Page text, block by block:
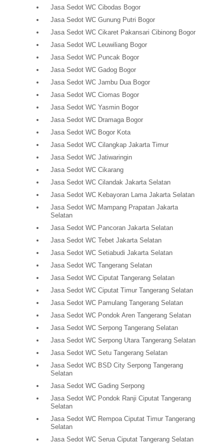
Jasa Sedot WC Cibodas Bogor
Jasa Sedot WC Gunung Putri Bogor
Jasa Sedot WC Cikaret Pakansari Cibinong Bogor
Jasa Sedot WC Leuwiliang Bogor
Jasa Sedot WC Puncak Bogor
Jasa Sedot WC Gadog Bogor
Jasa Sedot WC Jambu Dua Bogor
Jasa Sedot WC Ciomas Bogor
Jasa Sedot WC Yasmin Bogor
Jasa Sedot WC Dramaga Bogor
Jasa Sedot WC Bogor Kota
Jasa Sedot WC Cilangkap Jakarta Timur
Jasa Sedot WC Jatiwaringin
Jasa Sedot WC Cikarang
Jasa Sedot WC Cilandak Jakarta Selatan
Jasa Sedot WC Kebayoran Lama Jakarta Selatan
Jasa Sedot WC Mampang Prapatan Jakarta
Selatan
Jasa Sedot WC Pancoran Jakarta Selatan
Jasa Sedot WC Tebet Jakarta Selatan
Jasa Sedot WC Setiabudi Jakarta Selatan
Jasa Sedot WC Tangerang Selatan
Jasa Sedot WC Ciputat Tangerang Selatan
Jasa Sedot WC Ciputat Timur Tangerang Selatan
Jasa Sedot WC Pamulang Tangerang Selatan
Jasa Sedot WC Pondok Aren Tangerang Selatan
Jasa Sedot WC Serpong Tangerang Selatan
Jasa Sedot WC Serpong Utara Tangerang Selatan
Jasa Sedot WC Setu Tangerang Selatan
Jasa Sedot WC BSD City Serpong Tangerang
Selatan
Jasa Sedot WC Gading Serpong
Jasa Sedot WC Pondok Ranji Ciputat Tangerang
Selatan
Jasa Sedot WC Rempoa Ciputat Timur Tangerang
Selatan
Jasa Sedot WC Serua Ciputat Tangerang Selatan